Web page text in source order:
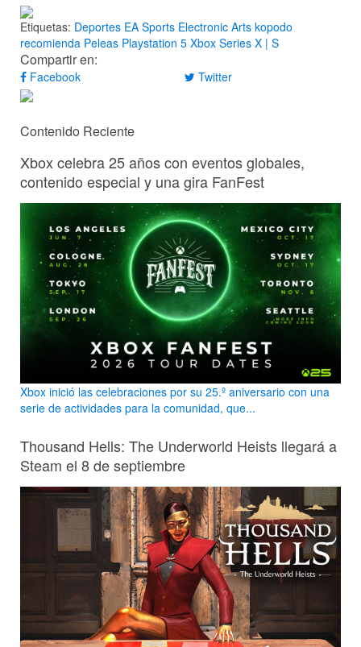
Etiquetas: Deportes EA Sports Electronic Arts kopodo
recomienda Peleas Playstation 5 Xbox Series X | S
Compartir en:
Facebook Twitter
Contenido Reciente
Xbox celebra 25 años con eventos globales,
contenido especial y una gira FanFest
Xbox inició las celebraciones por su 25.º aniversario con una
serie de actividades para la comunidad, que...
Thousand Hells: The Underworld Heists llegará a
Steam el 8 de septiembre